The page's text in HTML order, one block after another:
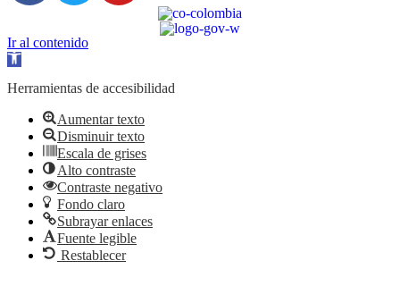
Ir al contenido
Abrir
barra
de
Herramientas de accesibilidad
Aumentar texto
Disminuir texto
Escala de grises
Alto contraste
Contraste negativo
Fondo claro
Subrayar enlaces
Fuente legible
Restablecer